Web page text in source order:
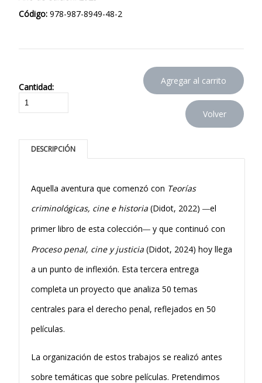
Código: 978-987-8949-48-2
Cantidad:
DESCRIPCIÓN
Aquella aventura que comenzó con Teorías
criminológicas, cine e historia(Didot, 2022) —el
primer libro de esta colección—y que continuó con
Proceso penal, cine y justicia(Didot, 2024) hoy llega
a un punto de inflexión. Esta tercera entrega
completa un proyecto que analiza 50 temas
centrales para el derecho penal, reflejados en 50
películas.
La organización de estos trabajos se realizó antes
sobre temáticas que sobre películas. Pretendimos